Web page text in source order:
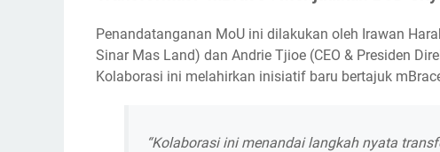
Penandatanganan MoU ini dilakukan oleh Irawan
Sinar Mas Land) dan Andrie Tjioe (CEO & Presiden
Kolaborasi ini melahirkan inisiatif baru bertajuk
“Kolaborasi ini menandai langkah nyata